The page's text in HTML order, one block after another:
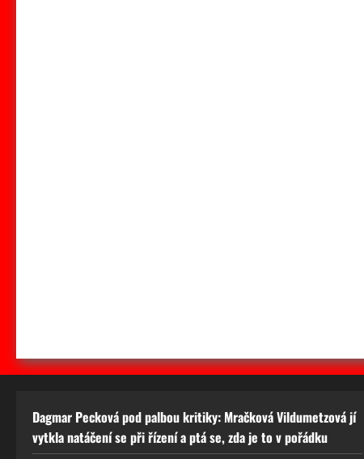
Dagmar Pecková pod palbou kritiky: Mračková Vildumetzová jí
vytkla natáčení se při řízení a ptá se, zda je to v pořádku